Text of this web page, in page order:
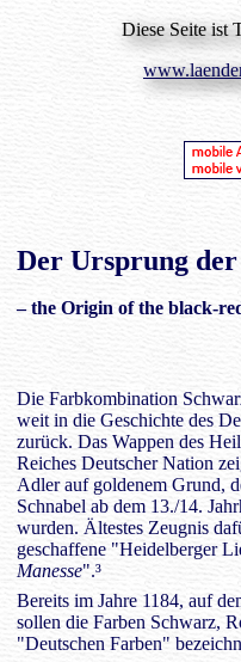
Diese Seite ist
Der Ursprung
– the Origin of the black-
Die Farbkombination
weit in die Geschichte des
zurück. Das Wappen des
Reiches Deutscher Nation
Adler auf goldenem Grund,
Schnabel ab dem 13./14.
wurden. Ältestes Zeugnis
geschaffene "Heidelberger
Manesse".³
Bereits im Jahre 1184, auf
sollen die Farben Schwarz,
"Deutschen Farben"